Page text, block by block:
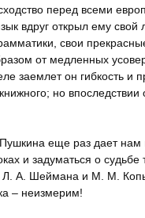
перед всеми
вдруг открыл ему
свои
от медленных
заемлет он гибкость
но
еще раз дает нам
и задуматься о
Л. А. Шеймана и М. М.
– неизмерим!